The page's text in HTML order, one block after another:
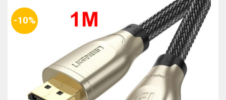
-10%